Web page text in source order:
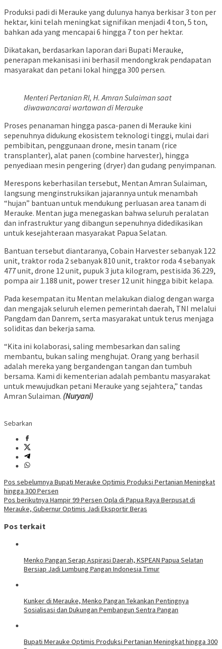
Produksi padi di Merauke yang dulunya hanya berkisar 3 ton per
hektar, kini telah meningkat signifikan menjadi 4 ton, 5 ton,
bahkan ada yang mencapai 6 hingga 7 ton per hektar.
Dikatakan, berdasarkan laporan dari Bupati Merauke,
penerapan mekanisasi ini berhasil mendongkrak pendapatan
masyarakat dan petani lokal hingga 300 persen.
Menteri Pertanian RI, H. Amran Sulaiman saat
diwawancarai wartawan di Merauke
Proses penanaman hingga pasca-panen di Merauke kini
sepenuhnya didukung ekosistem teknologi tinggi, mulai dari
pembibitan, penggunaan drone, mesin tanam (rice
transplanter), alat panen (combine harvester), hingga
penyediaan mesin pengering (dryer) dan gudang penyimpanan.
​Merespons keberhasilan tersebut, Mentan Amran Sulaiman,
langsung menginstruksikan jajarannya untuk menambah
“hujan” bantuan untuk mendukung perluasan area tanam di
Merauke. Mentan juga menegaskan bahwa seluruh peralatan
dan infrastruktur yang dibangun sepenuhnya didedikasikan
untuk kesejahteraan masyarakat Papua Selatan.
Bantuan tersebut diantaranya, Cobain Harvester sebanyak 122
unit, traktor roda 2 sebanyak 810 unit, traktor roda 4 sebanyak
477 unit, drone 12 unit, pupuk 3 juta kilogram, pestisida 36.229,
pompa air 1.188 unit, power treser 12 unit hingga bibit kelapa.
​Pada kesempatan itu Mentan melakukan dialog dengan warga
dan mengajak seluruh elemen pemerintah daerah, TNI melalui
Pangdam dan Danrem, serta masyarakat untuk terus menjaga
soliditas dan bekerja sama.
“Kita ini kolaborasi, saling membesarkan dan saling
membantu, bukan saling menghujat. Orang yang berhasil
adalah mereka yang bergandengan tangan dan tumbuh
bersama. Kami di kementerian adalah pembantu masyarakat
untuk mewujudkan petani Merauke yang sejahtera,” tandas
Amran Sulaiman. (Nuryani)
Sebarkan
Navigasi
pos
Pos sebelumnya Bupati Merauke Optimis Produksi Pertanian Meningkat
hingga 300 Persen
Pos berikutnya Hampir 99 Persen Opla di Papua Raya Berpusat di
Merauke, Gubernur Optimis Jadi Eksportir Beras
Pos terkait
Menko Pangan Serap Aspirasi Daerah, KSPEAN Papua Selatan
Bersiap Jadi Lumbung Pangan Indonesia Timur
Kunker di Merauke, Menko Pangan Tekankan Pentingnya
Sosialisasi dan Dukungan Pembangun Sentra Pangan
Bupati Merauke Optimis Produksi Pertanian Meningkat hingga 300